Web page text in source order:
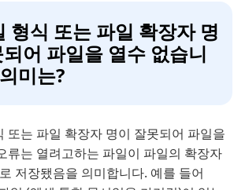
형식 또는 파일 확장자 명
어 파일을 열수 없습니
미는?
또는 파일 확장자 명이 잘못되어 파일을
류는 열려고하는 파일이 파일의 확장자
저장됐음을 의미합니다. 예를 들어